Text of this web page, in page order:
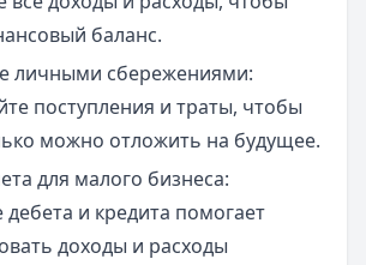
баланс.
личными сбережениями:
поступления и траты, чтобы
можно отложить на будущее.
для малого бизнеса:
и кредита помогает
доходы и расходы